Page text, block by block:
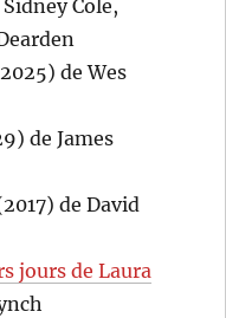
Cole,
de Wes
de James
de David
jours de Laura